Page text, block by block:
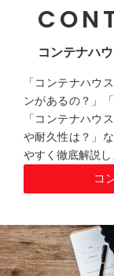
コンテナハ
「コンテナハウ
ンがあるの？」
「コンテナハウ
や耐久性は？」
やすく徹底解説し
コ